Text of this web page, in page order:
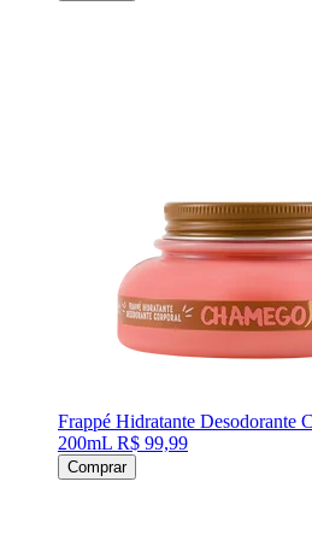
Frappé Hidratante Desodorante
200mL R$ 99,99
Comprar